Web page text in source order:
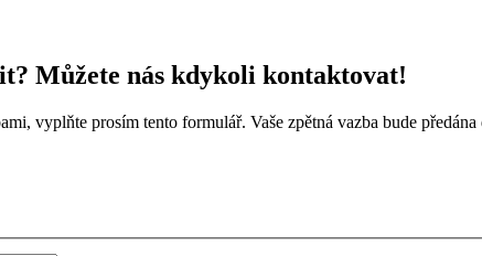
Můžete nás kdykoli kontaktovat!
vyplňte prosím tento formulář. Vaše zpětná vazba bude